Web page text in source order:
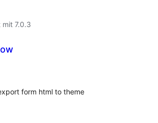
mit 7.0.3
form html to theme